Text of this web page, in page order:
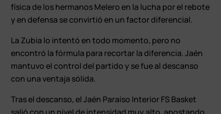
física de los hermanos Melero en la lucha por el rebote
y en defensa se convirtió en un factor diferencial.
La Zubia lo intentó en todo momento, pero no
encontró la fórmula para recortar la diferencia. Jaén
mantuvo el control del partido y se fue al descanso
con una ventaja sólida.
Tras el descanso, el Jaén Paraíso Interior FS Basket